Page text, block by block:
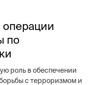
по
роль в обеспечении
с терроризмом и